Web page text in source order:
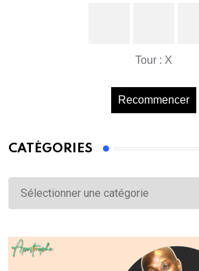
Tour : X
Recommencer
CATÉGORIES
Catégories